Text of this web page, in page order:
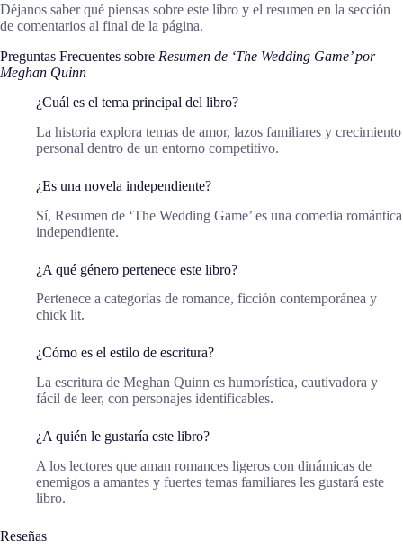
Déjanos saber qué piensas sobre este libro y el resumen en la sección
de comentarios al final de la página.
Preguntas Frecuentes sobre Resumen de ‘The Wedding Game’ por
Meghan Quinn
¿Cuál es el tema principal del libro?
La historia explora temas de amor, lazos familiares y crecimiento
personal dentro de un entorno competitivo.
¿Es una novela independiente?
Sí, Resumen de ‘The Wedding Game’ es una comedia romántica
independiente.
¿A qué género pertenece este libro?
Pertenece a categorías de romance, ficción contemporánea y
chick lit.
¿Cómo es el estilo de escritura?
La escritura de Meghan Quinn es humorística, cautivadora y
fácil de leer, con personajes identificables.
¿A quién le gustaría este libro?
A los lectores que aman romances ligeros con dinámicas de
enemigos a amantes y fuertes temas familiares les gustará este
libro.
Reseñas